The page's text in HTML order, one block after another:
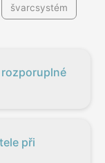
švarcsystém
při